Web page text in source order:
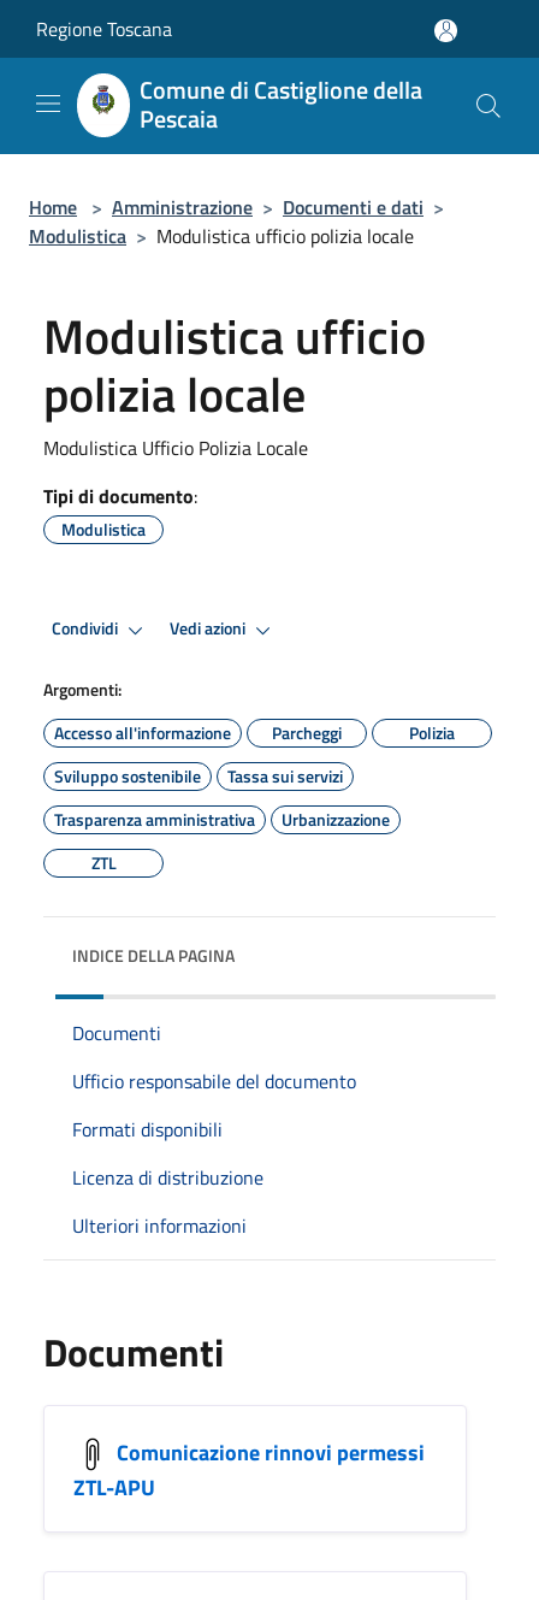
Regione Toscana
Comune di Castiglione della
Pescaia
Home > Amministrazione > Documenti e dati >
Modulistica > Modulistica ufficio polizia locale
Modulistica ufficio
polizia locale
Modulistica Ufficio Polizia Locale
Tipi di documento:
Modulistica
Condividi Vedi azioni
Argomenti:
Accesso all'informazione
Parcheggi
Polizia
Sviluppo sostenibile
Tassa sui servizi
Trasparenza amministrativa
Urbanizzazione
ZTL
INDICE DELLA PAGINA
Documenti
Ufficio responsabile del documento
Formati disponibili
Licenza di distribuzione
Ulteriori informazioni
Documenti
Comunicazione rinnovi permessi
ZTL-APU